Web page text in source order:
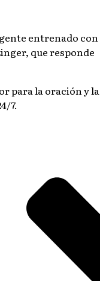
entrenado con
que responde
para la oración y la
7.